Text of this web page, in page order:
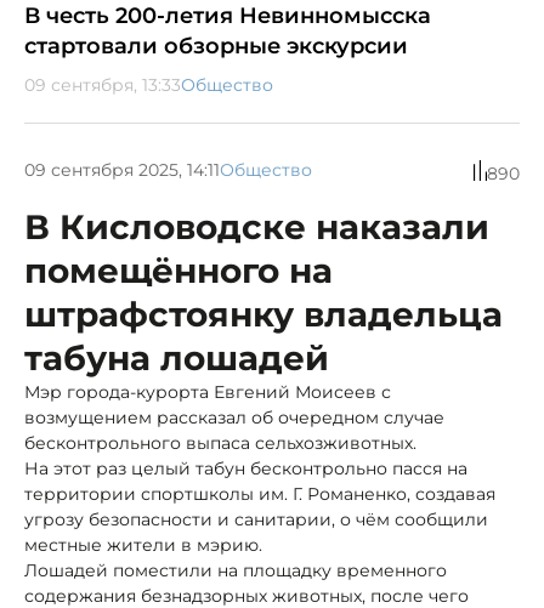
В честь 200-летия Невинномысска
стартовали обзорные экскурсии
09 сентября, 13:33Общество
09 сентября 2025, 14:11Общество 890
В Кисловодске наказали
помещённого на
штрафстоянку владельца
табуна лошадей
Мэр города-курорта Евгений Моисеев с
возмущением рассказал об очередном случае
бесконтрольного выпаса сельхозживотных.
На этот раз целый табун бесконтрольно пасся на
территории спортшколы им. Г. Романенко, создавая
угрозу безопасности и санитарии, о чём сообщили
местные жители в мэрию.
Лошадей поместили на площадку временного
содержания безнадзорных животных, после чего